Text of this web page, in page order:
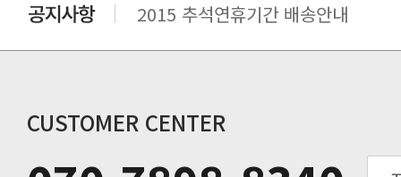
2015 추석연휴기간 배송안내
추수감사절 배송안내
추석기간 배송안내
노동절(9월3일) 배송업무 안내
CUSTOMER CENTER